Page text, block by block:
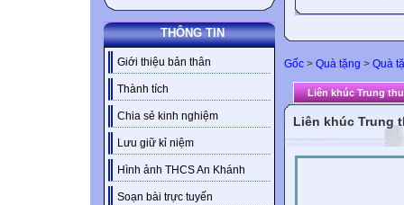
THÔNG TIN
Giới thiệu bản thân
Thành tích
Chia sẻ kinh nghiệm
Lưu giữ kỉ niệm
Hình ảnh THCS An Khánh
Soạn bài trực tuyến
Gốc > Quà tặng > Quà
Liên khúc Trung thu
Liên khúc Trung